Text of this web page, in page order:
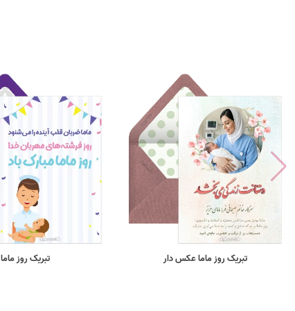
تبریک روز ماما عکس دار تبریک روز ماما